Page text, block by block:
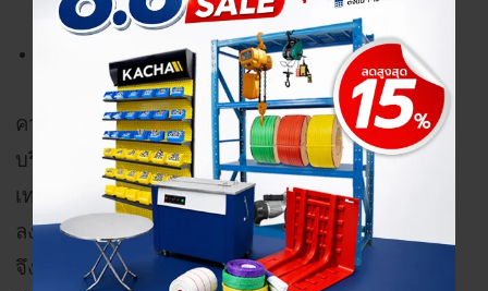
การเทพื้นเสาหลัก
ควรมีการผสมปูนให้ได้สัดส่วน และเทปูนให้แน่น
บริเวณต้นเสา ตั้งแต่บริเวณที่ขุด จนถึงโคนเสา หาก
เทปูนลงไปไม่สม่ำเสมอกัน ก็อาจจะทำให้เสาหลักล้ม
ลงได้อย่างง่าย ๆ เมื่อเกิดพายุ หรือลมแรงขึ้น ดังนั้น
จึงควรมีความรอบคอบในการเทปูนเพื่อถ่วงเสาหลัก